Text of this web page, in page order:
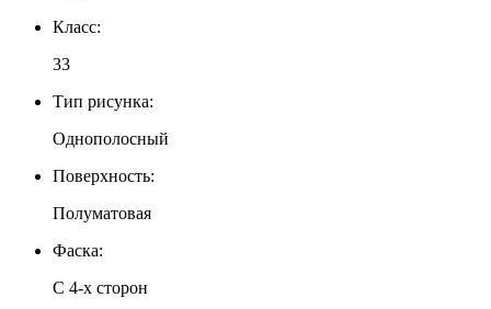
Класс:
33
Тип рисунка:
Однополосный
Поверхность:
Полуматовая
Фаска:
С 4-x сторон